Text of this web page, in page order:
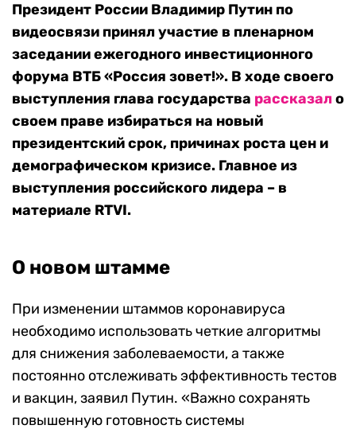
Президент России Владимир Путин по
видеосвязи принял участие в пленарном
заседании ежегодного инвестиционного
форума ВТБ «Россия зовет!». В ходе своего
выступления глава государства рассказало
своем праве избираться на новый
президентский срок, причинах роста цен и
демографическом кризисе. Главное из
выступления российского лидера – в
материале RTVI.
О новом штамме
При изменении штаммов коронавируса
необходимо использовать четкие алгоритмы
для снижения заболеваемости, а также
постоянно отслеживать эффективность тестов
и вакцин, заявил Путин. «Важно сохранять
повышенную готовность системы